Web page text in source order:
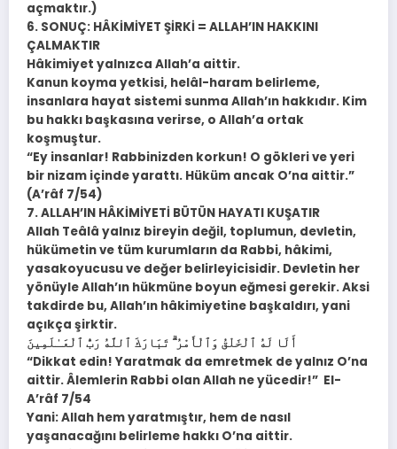
açmaktır.)
6. SONUÇ: HÂKİMİYET ŞİRKİ = ALLAH’IN HAKKINI
ÇALMAKTIR
Hâkimiyet yalnızca Allah’a aittir.
Kanun koyma yetkisi, helâl-haram belirleme,
insanlara hayat sistemi sunma Allah’ın hakkıdır. Kim
bu hakkı başkasına verirse, o Allah’a ortak
koşmuştur.
“Ey insanlar! Rabbinizden korkun! O gökleri ve yeri
bir nizam içinde yarattı. Hüküm ancak O’na aittir.”
(A’râf 7/54)
7. ALLAH’IN HÂKİMİYETİ BÜTÜN HAYATI KUŞATIR
Allah Teâlâ yalnız bireyin değil, toplumun, devletin,
hükümetin ve tüm kurumların da Rabbi, hâkimi,
yasakoyucusu ve değer belirleyicisidir. Devletin her
yönüyle Allah’ın hükmüne boyun eğmesi gerekir. Aksi
takdirde bu, Allah’ın hâkimiyetine başkaldırı, yani
açıkça şirktir.
أَلَا لَهُ ٱلْخَلْقُ وَٱلْأَمْرُ ۗ تَبَارَكَ ٱللَّهُ رَبُّ ٱلْعَـٰلَمِينَ
“Dikkat edin! Yaratmak da emretmek de yalnız O’na
aittir. Âlemlerin Rabbi olan Allah ne yücedir!” El-
A’râf 7/54
Yani: Allah hem yaratmıştır, hem de nasıl
yaşanacağını belirleme hakkı O’na aittir.